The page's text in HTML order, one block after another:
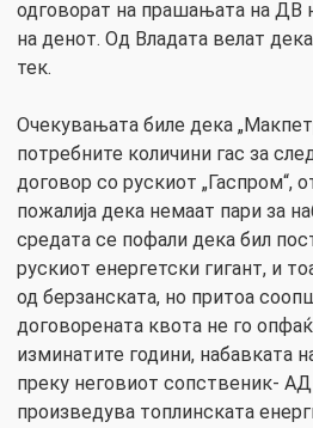
одговорат на прашањата на ДВ
на денот. Од Владата велат
тек.
Очекувањата биле дека
потребните количини гас за
договор со рускиот „Гаспром“,
пожалија дека немаат пари за
средата се пофали дека бил
рускиот енергетски гигант, и
од берзанската, но притоа
договорената квота не го
изминатите години, набавката
преку неговиот сопственик- АД
произведува топлинската